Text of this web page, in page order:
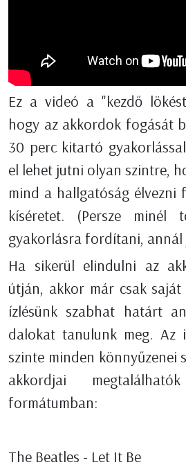
Ez a videó a "kezdő
hogy az akkordok fogását
30 perc kitartó
el lehet jutni olyan szintre,
mind a hallgatóság élvezni
kíséretet. (Persze
gyakorlásra fordítani,
Ha sikerül elindulni az
útján, akkor már csak saját
ízlésünk szabhat határt
dalokat tanulunk meg. Az
szinte minden könnyűzenei
akkordjai
formátumban:
The Beatles - Let It Be